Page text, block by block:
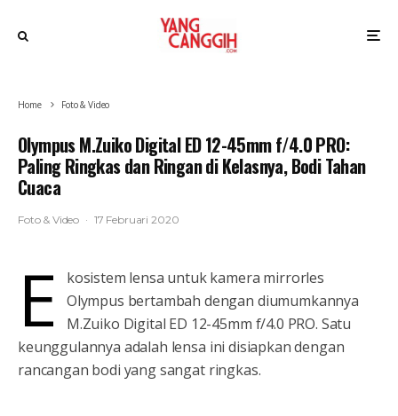
Home Foto & Video
Olympus M.Zuiko Digital ED 12-45mm f/4.0 PRO:
Paling Ringkas dan Ringan di Kelasnya, Bodi Tahan
Cuaca
Foto & Video · 17 Februari 2020
E
kosistem lensa untuk kamera mirrorles
Olympus bertambah dengan diumumkannya
M.Zuiko Digital ED 12-45mm f/4.0 PRO. Satu
keunggulannya adalah lensa ini disiapkan dengan
rancangan bodi yang sangat ringkas.